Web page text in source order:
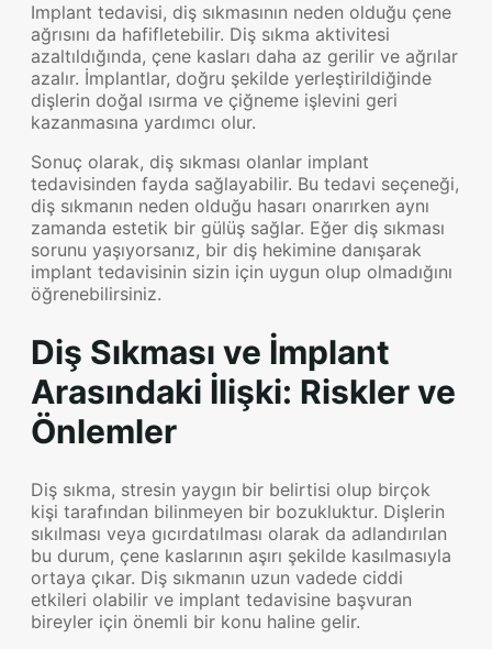
Implant tedavisi, diş sıkmasının neden olduğu çene
ağrısını da hafifletebilir. Diş sıkma aktivitesi
azaltıldığında, çene kasları daha az gerilir ve ağrılar
azalır. İmplantlar, doğru şekilde yerleştirildiğinde
dişlerin doğal ısırma ve çiğneme işlevini geri
kazanmasına yardımcı olur.
Sonuç olarak, diş sıkması olanlar implant
tedavisinden fayda sağlayabilir. Bu tedavi seçeneği,
diş sıkmanın neden olduğu hasarı onarırken aynı
zamanda estetik bir gülüş sağlar. Eğer diş sıkması
sorunu yaşıyorsanız, bir diş hekimine danışarak
implant tedavisinin sizin için uygun olup olmadığını
öğrenebilirsiniz.
Diş Sıkması ve İmplant
Arasındaki İlişki: Riskler ve
Önlemler
Diş sıkma, stresin yaygın bir belirtisi olup birçok
kişi tarafından bilinmeyen bir bozukluktur. Dişlerin
sıkılması veya gıcırdatılması olarak da adlandırılan
bu durum, çene kaslarının aşırı şekilde kasılmasıyla
ortaya çıkar. Diş sıkmanın uzun vadede ciddi
etkileri olabilir ve implant tedavisine başvuran
bireyler için önemli bir konu haline gelir.